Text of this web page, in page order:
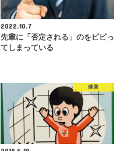
2022.10.7
先輩に「否定される」のをビビっ
てしまっている
健康